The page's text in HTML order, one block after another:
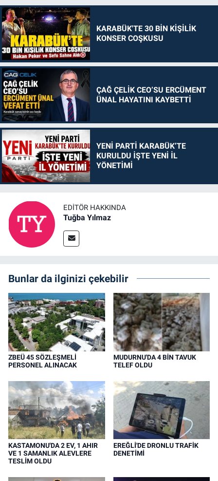
KARABÜK'TE 30 BİN KİŞİLİK
KONSER COŞKUSU
ÇAĞ ÇELİK CEO’SU ERCÜMENT
ÜNAL HAYATINI KAYBETTİ
YENİ PARTİ KARABÜK’TE
KURULDU İŞTE YENİ İL
YÖNETİMİ
EDITÖR HAKKINDA
Tuğba Yılmaz
Bunlar da ilginizi çekebilir
ZBEÜ 45 SÖZLEŞMELİ
PERSONEL ALINACAK
MUDURNU'DA 4 BİN TAVUK
TELEF OLDU
KASTAMONU'DA 2 EV, 1 AHIR
VE 1 SAMANLIK ALEVLERE
TESLİM OLDU
EREĞLİ'DE DRONLU TRAFİK
DENETİMİ